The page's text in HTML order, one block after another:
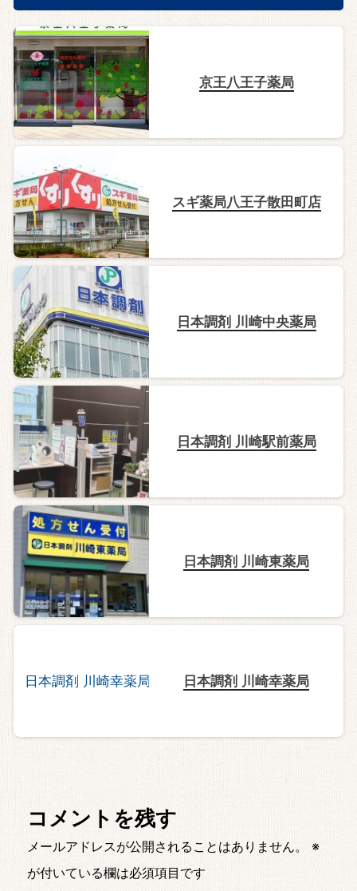
京王八王子薬局
スギ薬局八王子散田町店
日本調剤 川崎中央薬局
日本調剤 川崎駅前薬局
日本調剤 川崎東薬局
日本調剤 川崎幸薬局
コメントを残す
メールアドレスが公開されることはありません。
※
が付いている欄は必須項目です